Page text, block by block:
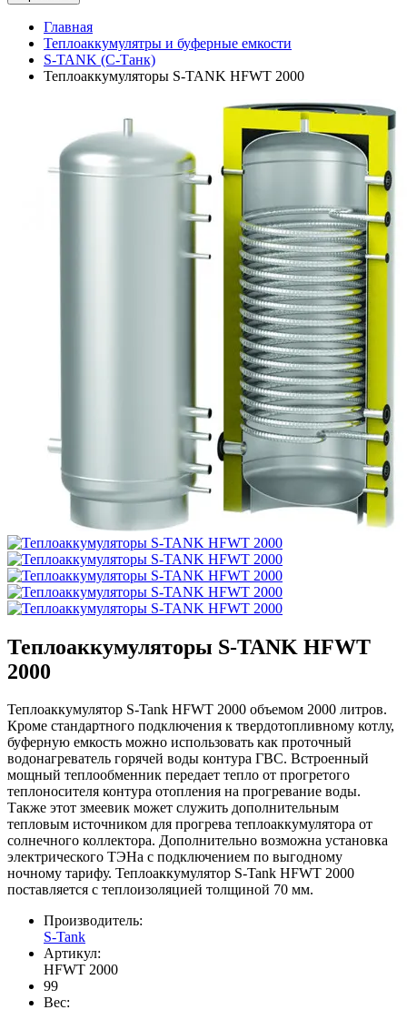
Главная
Теплоаккумулятры и буферные емкости
S-TANK (С-Танк)
Теплоаккумуляторы S-TANK HFWT 2000
Теплоаккумуляторы S-TANK HFWT
2000
Теплоаккумулятор S-Tank HFWT 2000 объемом 2000 литров.
Кроме стандартного подключения к твердотопливному котлу,
буферную емкость можно использовать как проточный
водонагреватель горячей воды контура ГВС. Встроенный
мощный теплообменник передает тепло от прогретого
теплоносителя контура отопления на прогревание воды.
Также этот змеевик может служить дополнительным
тепловым источником для прогрева теплоаккумулятора от
солнечного коллектора. Дополнительно возможна установка
электрического ТЭНа с подключением по выгодному
ночному тарифу. Теплоаккумулятор S-Tank HFWT 2000
поставляется с теплоизоляцией толщиной 70 мм.
Производитель:
S-Tank
Артикул:
HFWT 2000
99
Вес: